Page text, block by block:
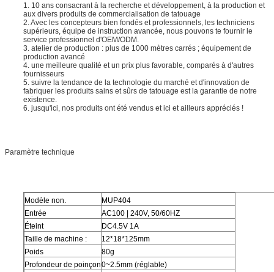
1. 10 ans consacrant à la recherche et développement, à la production et
aux divers produits de commercialisation de tatouage
2. Avec les concepteurs bien fondés et professionnels, les techniciens
supérieurs, équipe de instruction avancée, nous pouvons te fournir le
service professionnel d'OEM/ODM.
3. atelier de production : plus de 1000 mètres carrés ; équipement de
production avancé
4. une meilleure qualité et un prix plus favorable, comparés à d'autres
fournisseurs
5. suivre la tendance de la technologie du marché et d'innovation de
fabriquer les produits sains et sûrs de tatouage est la garantie de notre
existence.
6. jusqu'ici, nos produits ont été vendus et ici et ailleurs appréciés !
Paramètre technique
Modèle non.
MUP404
Entrée
AC100 | 240V, 50/60HZ
Éteint
DC4.5V 1A
Taille de machine :
12*18*125mm
Poids
80g
Profondeur de poinçon0~2.5mm (réglable)